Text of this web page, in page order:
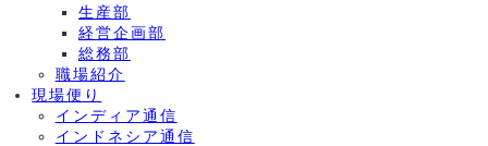
生産部
経営企画部
総務部
職場紹介
現場便り
インディア通信
インドネシア通信